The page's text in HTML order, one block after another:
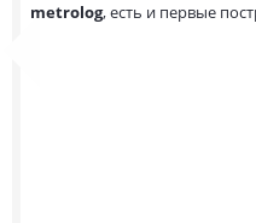
metrolog, есть и первые